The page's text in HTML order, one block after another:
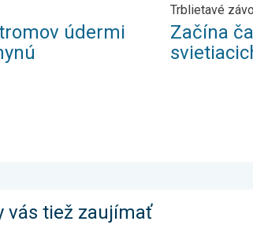
údermi
Trblietavé
Začína
vás tiež zaujímať